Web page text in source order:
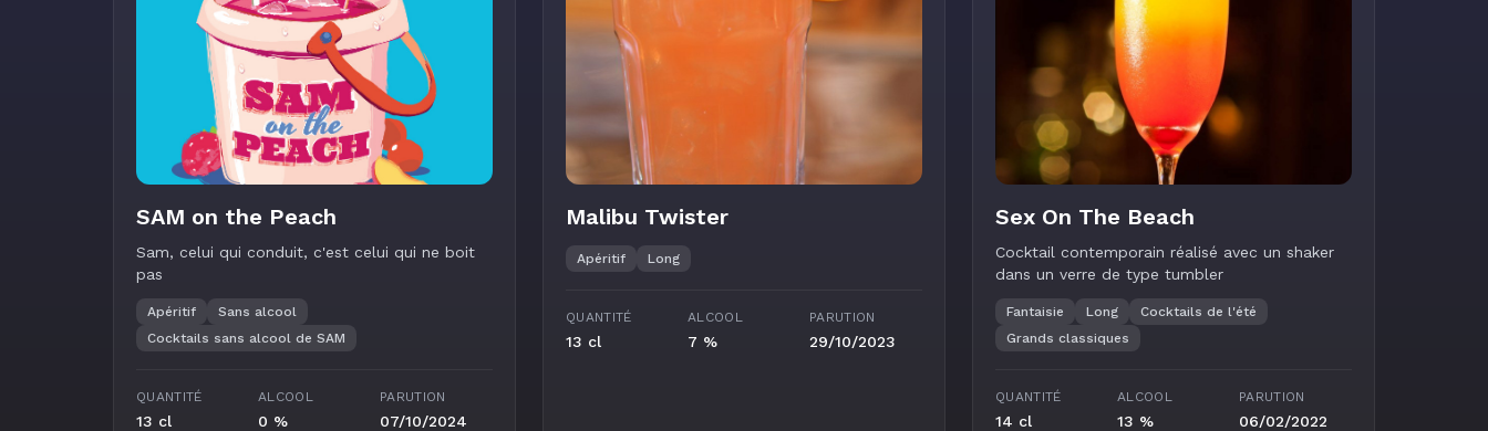
SAM on the Peach
Sam, celui qui conduit, c'est celui qui ne boit
pas
Apéritif
Sans alcool
Cocktails sans alcool de SAM
QUANTITÉ
13 cl
ALCOOL
0 %
PARUTION
07/10/2024
Malibu Twister
Apéritif Long
QUANTITÉ
13 cl
ALCOOL
7 %
PARUTION
29/10/2023
Sex On The Beach
Cocktail contemporain réalisé avec un shaker
dans un verre de type tumbler
Fantaisie Long
Cocktails de l'été
Grands classiques
QUANTITÉ
14 cl
ALCOOL
13 %
PARUTION
06/02/2022